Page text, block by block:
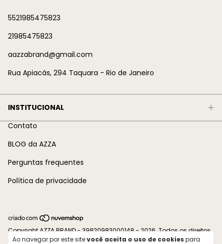
Ao navegar por este sitevocê aceita o uso de cookiespara
5521985475823
21985475823
aazzabrand@gmail.com
Rua Apiacás, 294 Taquara - Rio de Janeiro
INSTITUCIONAL
Contato
BLOG da AZZA
Perguntas frequentes
Política de privacidade
Copyright AZZA BRAND - 39820983000148 - 2026. Todos os direitos
reservados.